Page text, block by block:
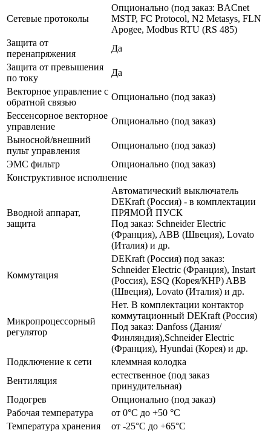
Сетевые протоколы
Опционально (под заказ: BACnet
MSTP, FC Protocol, N2 Metasys, FLN
Apogee, Modbus RTU (RS 485)
Защита от
перенапряжения
Да
Защита от превышения
по току
Да
Векторное управление с
обратной связью
Опционально (под заказ)
Бессенсорное векторное
управление
Опционально (под заказ)
Выносной/внешний
пульт управления
Опционально (под заказ)
ЭМС фильтр
Опционально (под заказ)
Конструктивное исполнение
Вводной аппарат,
защита
Автоматический выключатель
DEKraft (Россия) - в комплектации
ПРЯМОЙ ПУСК
Под заказ: Schneider Electric
(Франция), ABB (Швеция), Lovato
(Италия) и др.
Коммутация
DEKraft (Россия) под заказ:
Schneider Electric (Франция), Instart
(Россия), ESQ (Корея/КНР) ABB
(Швеция), Lovato (Италия) и др.
Микропроцессорный
регулятор
Нет. В комплектации контактор
коммутационный DEKraft (Россия)
Под заказ: Danfoss (Дания/
Финляндия),Schneider Electric
(Франция), Hyundai (Корея) и др.
Подключение к сети
клеммная колодка
Вентиляция
естественное (под заказ
принудительная)
Подогрев
Опционально (под заказ)
Рабочая температура
от 0°C до +50 °C
Температура хранения
от -25°C до +65°C